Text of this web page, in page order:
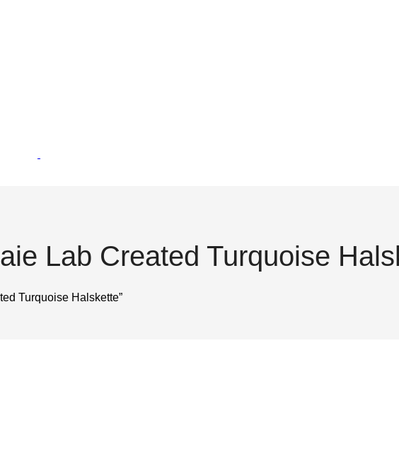
Lab Created Turquoise
Turquoise Halskette”